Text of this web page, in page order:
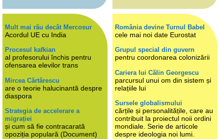
Mult mai rău decât Mercosur
Acordul UE cu India
Procesul kafkian
al profesorului închis pentru
ofensarea elevilor trans
Mircea Cărtărescu
are o teorie halucinantă despre
diaspora
Strategia de accelerare a
migrației
și cum să fie contracarată
opoziția populară (Document)
România devine Turnul Babel
cele mai noi date Eurostat
Grupul special din guvern
pentru coordonarea colonizării
Cariera lui Călin Georgescu
parcursul unui om din sistem și
relațiile lui
Sursele globalismului
cărțile și personalitățile, care au
contribuit la proiectul noii ordini
mondiale. Serie de articole
despre ideologia noi lumi.